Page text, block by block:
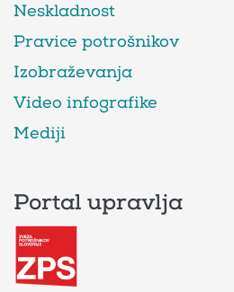
Neskladnost
Pravice potrošnikov
Izobraževanja
Video infografike
Mediji
Portal upravlja